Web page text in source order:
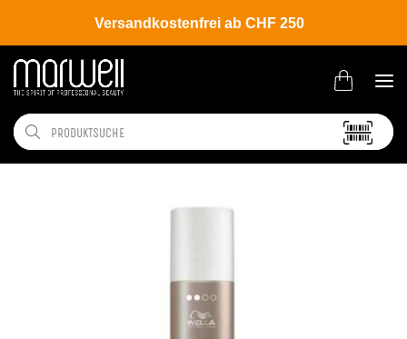
Versandkostenfrei ab CHF 250
Shop Brands Wella